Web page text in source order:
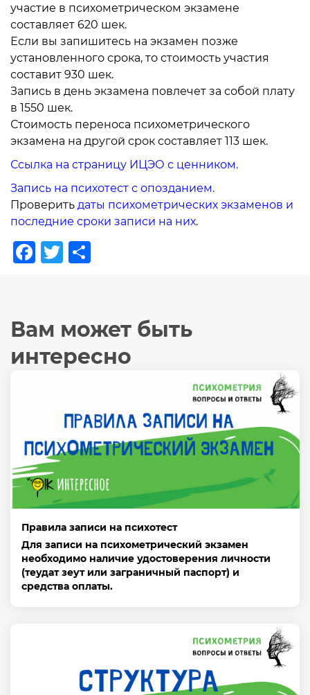
участие в психометрическом экзамене
составляет 620 шек.
Если вы запишитесь на экзамен позже
установленного срока, то стоимость участия
составит 930 шек.
Запись в день экзамена повлечет за собой плату
в 1550 шек.
Стоимость переноса психометрического
экзамена на другой срок составляет 113 шек.
Ссылка на страницу ИЦЭО с ценником.
Запись на психотест с опозданием.
Проверить даты психометрических экзаменов и
последние сроки записи на них.
Facebook
Twitter
Вам может быть
интересно
Правила записи на психотест
Для записи на психометрический экзамен
необходимо наличие удостоверения личности
(теудат зеут или заграничный паспорт) и
средства оплаты.